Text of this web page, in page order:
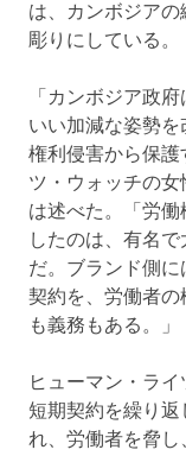
は、カンボジア
彫りにしている。
「カンボジア政
いい加減な姿勢
権利侵害から保護
ツ・ウォッチの
は述べた。「労
したのは、有名
だ。ブランド側
契約を、労働者
も義務もある。」
ヒューマン・ラ
短期契約を繰り
れ、労働者を脅し